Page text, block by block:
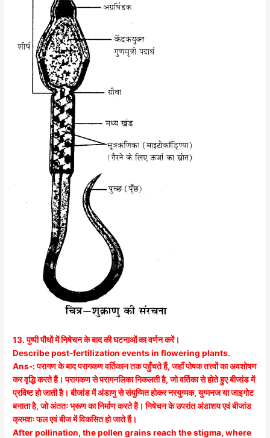
13. पुष्पी पौधों में निषेचन के बाद की घटनाओं का वर्णन करें।
Describe post-fertilization events in flowering plants.
Ans-: परागण के बाद परागकण वर्तिकान तक पहुँचते हैं, जहाँ पोषक तत्त्वों का अवशोषण
कर वृद्धि करते हैं। परागकण से परागनलिका निकलती है, जो वर्तिका से होते हुए बीजांड में
प्रविष्ट हो जाती है। बीजांड में अंडाणु से संयुग्मित होकर नरयुग्मक, युग्मनज या जाइगोट
बनाता है, जो अंततः भ्रूण का निर्माण करते हैं। निषेचन के उपरांत अंडाशय एवं बीजांड
क्रमशः फल एवं बीज में विकसित हो जाते हैं।
After pollination, the pollen grains reach the stigma, where